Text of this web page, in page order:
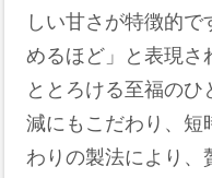
しい甘さが特徴的
めるほど」と表現さ
ととろける至福のひ
減にもこだわり、短
わりの製法により、